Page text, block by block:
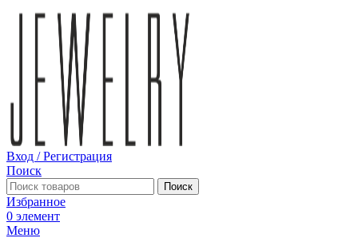
Вход / Регистрация
Поиск
Поиск
Избранное
0 элемент
Меню